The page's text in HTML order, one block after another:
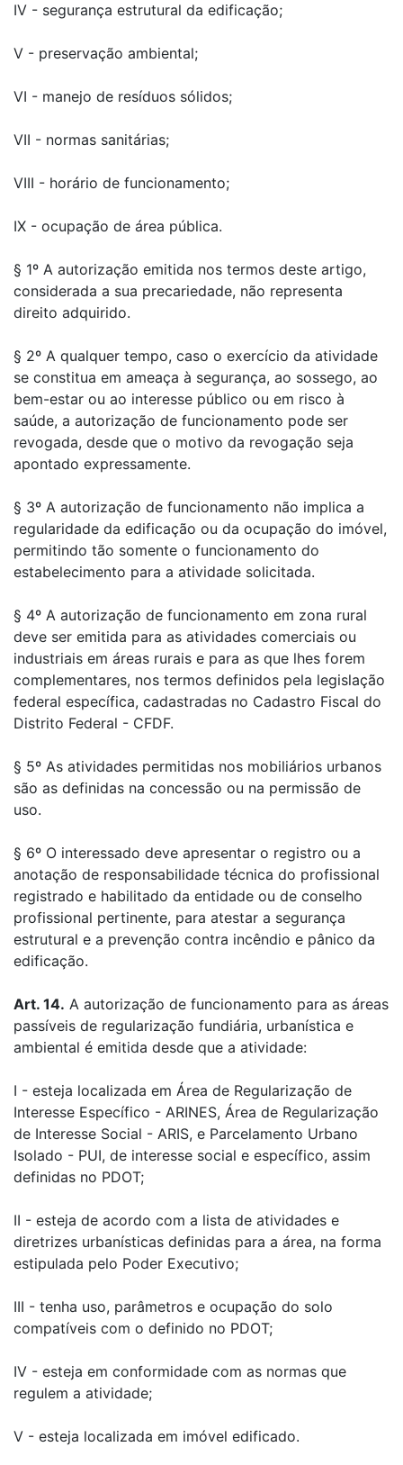
IV - segurança estrutural da edificação;
V - preservação ambiental;
VI - manejo de resíduos sólidos;
VII - normas sanitárias;
VIII - horário de funcionamento;
IX - ocupação de área pública.
§ 1º A autorização emitida nos termos deste artigo,
considerada a sua precariedade, não representa
direito adquirido.
§ 2º A qualquer tempo, caso o exercício da atividade
se constitua em ameaça à segurança, ao sossego, ao
bem-estar ou ao interesse público ou em risco à
saúde, a autorização de funcionamento pode ser
revogada, desde que o motivo da revogação seja
apontado expressamente.
§ 3º A autorização de funcionamento não implica a
regularidade da edificação ou da ocupação do imóvel,
permitindo tão somente o funcionamento do
estabelecimento para a atividade solicitada.
§ 4º A autorização de funcionamento em zona rural
deve ser emitida para as atividades comerciais ou
industriais em áreas rurais e para as que lhes forem
complementares, nos termos definidos pela legislação
federal específica, cadastradas no Cadastro Fiscal do
Distrito Federal - CFDF.
§ 5º As atividades permitidas nos mobiliários urbanos
são as definidas na concessão ou na permissão de
uso.
§ 6º O interessado deve apresentar o registro ou a
anotação de responsabilidade técnica do profissional
registrado e habilitado da entidade ou de conselho
profissional pertinente, para atestar a segurança
estrutural e a prevenção contra incêndio e pânico da
edificação.
Art. 14. A autorização de funcionamento para as áreas
passíveis de regularização fundiária, urbanística e
ambiental é emitida desde que a atividade:
I - esteja localizada em Área de Regularização de
Interesse Específico - ARINES, Área de Regularização
de Interesse Social - ARIS, e Parcelamento Urbano
Isolado - PUI, de interesse social e específico, assim
definidas no PDOT;
II - esteja de acordo com a lista de atividades e
diretrizes urbanísticas definidas para a área, na forma
estipulada pelo Poder Executivo;
III - tenha uso, parâmetros e ocupação do solo
compatíveis com o definido no PDOT;
IV - esteja em conformidade com as normas que
regulem a atividade;
V - esteja localizada em imóvel edificado.